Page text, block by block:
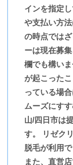
インを指定
や支払い方
の時点では
ーは現在募
欄でも構い
が起こった
っている場
ムーズにす
山/四日市は
す。 リゼク
脱毛が利用
また、直営